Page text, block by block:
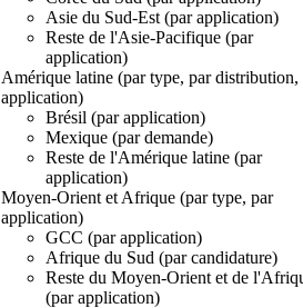
Asie du Sud-Est (par application)
Reste de l'Asie-Pacifique (par
application)
Amérique latine (par type, par distribution,
application)
Brésil (par application)
Mexique (par demande)
Reste de l'Amérique latine (par
application)
Moyen-Orient et Afrique (par type, par
application)
GCC (par application)
Afrique du Sud (par candidature)
Reste du Moyen-Orient et de
(par application)